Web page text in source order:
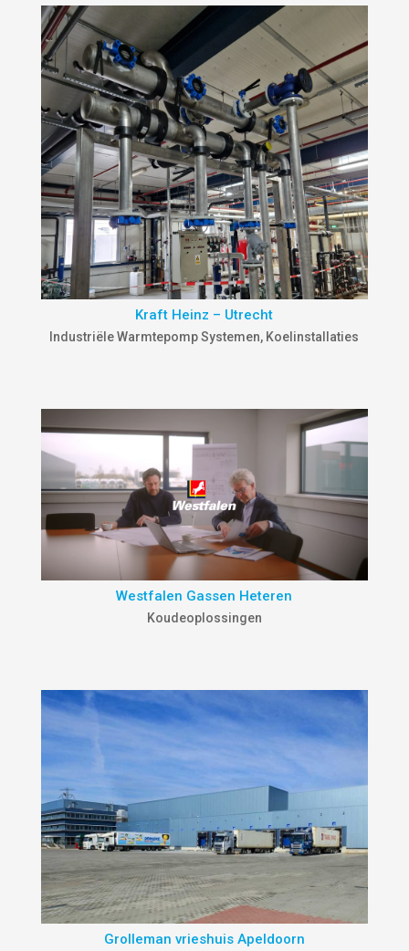
Kraft Heinz – Utrecht
Industriële Warmtepomp Systemen, Koelinstallaties
Westfalen Gassen Heteren
Koudeoplossingen
Grolleman vrieshuis Apeldoorn